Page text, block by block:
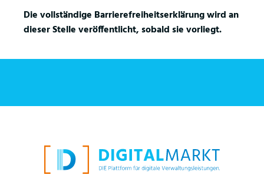
Die vollständige Barrierefreiheitserklärung wird an
dieser Stelle veröffentlicht, sobald sie vorliegt.